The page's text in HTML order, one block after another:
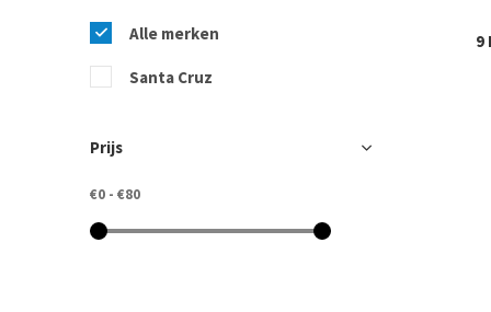
9
Alle merken
Santa Cruz
Prijs
€0 - €80